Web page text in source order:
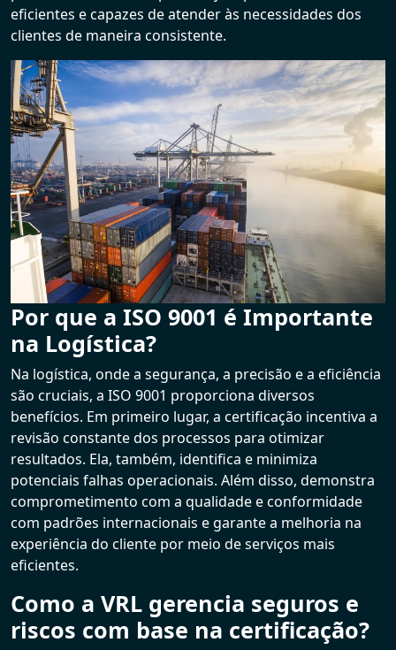
eficientes e capazes de atender às necessidades dos
clientes de maneira consistente.
Por que a ISO 9001 é Importante
na Logística?
Na logística, onde a segurança, a precisão e a eficiência
são cruciais, a ISO 9001 proporciona diversos
benefícios. Em primeiro lugar, a certificação incentiva a
revisão constante dos processos para otimizar
resultados. Ela, também, identifica e minimiza
potenciais falhas operacionais. Além disso, demonstra
comprometimento com a qualidade e conformidade
com padrões internacionais e garante a melhoria na
experiência do cliente por meio de serviços mais
eficientes.
Como a VRL gerencia seguros e
riscos com base na certificação?